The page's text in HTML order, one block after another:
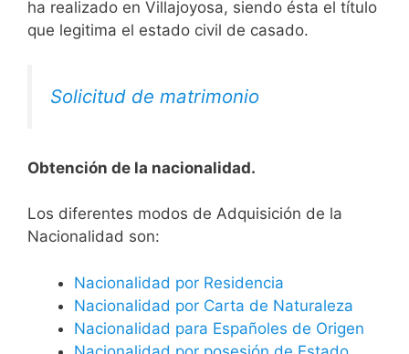
ha realizado en Villajoyosa, siendo ésta el título
que legitima el estado civil de casado.
Solicitud de matrimonio
Obtención de la nacionalidad.
​​​Los diferentes modos de Adquisición de la
Nacionalidad son:
Nacionalidad por Residencia
Nacionalidad por Carta de Naturaleza
Nacionalidad para Españoles de Origen